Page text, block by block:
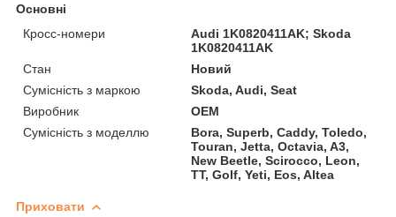
Основні
Кросс-номери
Audi 1K0820411AK; Skoda
1K0820411AK
Стан
Новий
Сумісність з маркою
Skoda, Audi, Seat
Виробник
OEM
Сумісність з моделлю
Bora, Superb, Caddy, Toledo,
Touran, Jetta, Octavia, A3,
New Beetle, Scirocco, Leon,
TT, Golf, Yeti, Eos, Altea
Приховати